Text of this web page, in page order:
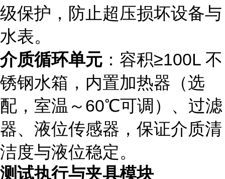
级保护，防止超压损坏设备与
水表。
介质循环单元 ：容积≥100L 不
锈钢水箱，内置加热器（选
配，室温～60℃可调）、过滤
器、液位传感器，保证介质清
洁度与液位稳定。
测试执行与夹具模块